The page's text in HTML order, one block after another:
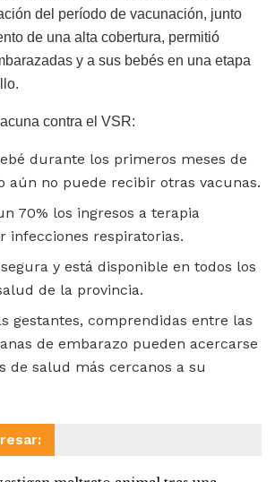
del período de vacunación, junto
de una alta cobertura, permitió
y a sus bebés en una etapa
contra el VSR:
durante los primeros meses de
aún no puede recibir otras vacunas.
70% los ingresos a terapia
infecciones respiratorias.
y está disponible en todos los
de la provincia.
gestantes, comprendidas entre las
de embarazo pueden acercarse
de salud más cercanos a su